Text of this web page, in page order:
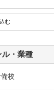
ル・業種
校